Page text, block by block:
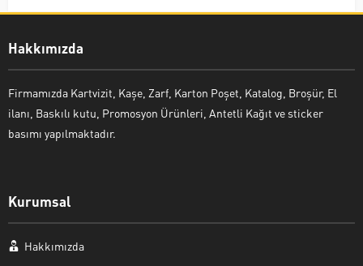
Hakkımızda
Firmamızda Kartvizit, Kaşe, Zarf, Karton Poşet, Katalog, Broşür, El
ilanı, Baskılı kutu, Promosyon Ürünleri, Antetli Kağıt ve sticker
basımı yapılmaktadır.
Kurumsal
Hakkımızda